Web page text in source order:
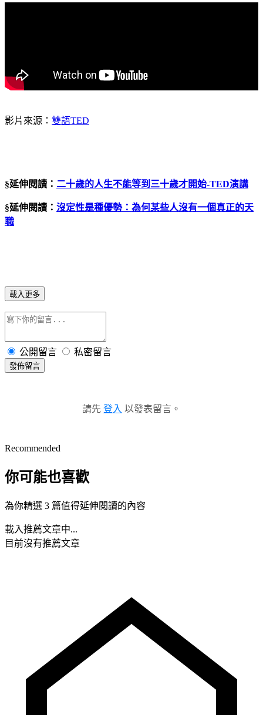
影片來源： 雙語TED
§延伸閱讀： 二十歲的人生不能等到三十歲才開始-TED演講
§延伸閱讀： 沒定性是種優勢：為何某些人沒有一個真正的天
職
載入更多
公開留言 私密留言
發佈留言
請先 登入 以發表留言。
Recommended
你可能也喜歡
為你精選 3 篇值得延伸閱讀的內容
載入推薦文章中...
目前沒有推薦文章